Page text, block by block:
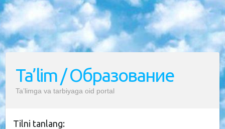
Ta’lim / Образование
Ta’limga va tarbiyaga oid portal
Tilni tanlang: